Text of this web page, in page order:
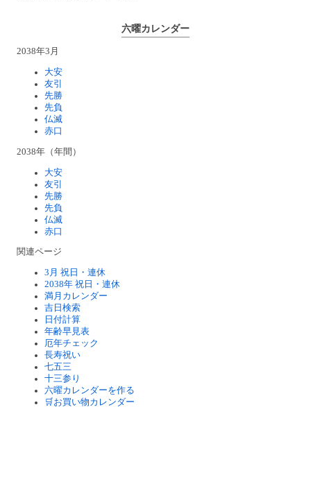
六曜カレンダー
2038年3月
大安
友引
先勝
先負
仏滅
赤口
2038年（年間）
大安
友引
先勝
先負
仏滅
赤口
関連ページ
3月 祝日・連休
2038年 祝日・連休
満月カレンダー
吉日検索
日付計算
年齢早見表
厄年チェック
長寿祝い
七五三
十三参り
六曜カレンダーを作る
🛒お買い物カレンダー